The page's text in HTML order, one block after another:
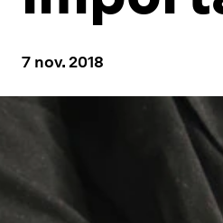
7 nov. 2018